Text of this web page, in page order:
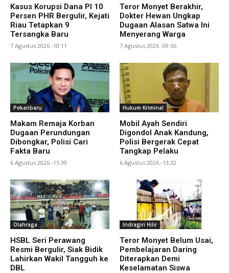
Kasus Korupsi Dana PI 10
Persen PHR Bergulir, Kejati
Riau Tetapkan 9
Tersangka Baru
7 Agustus 2026 -10:11
Teror Monyet Berakhir,
Dokter Hewan Ungkap
Dugaan Alasan Satwa Ini
Menyerang Warga
7 Agustus 2026 -09:56
Pekanbaru
Makam Remaja Korban
Dugaan Perundungan
Dibongkar, Polisi Cari
Fakta Baru
6 Agustus 2026 -15:39
Hukum Kriminal
Mobil Ayah Sendiri
Digondol Anak Kandung,
Polisi Bergerak Cepat
Tangkap Pelaku
6 Agustus 2026 -13:32
Olahraga
HSBL Seri Perawang
Resmi Bergulir, Siak Bidik
Lahirkan Wakil Tangguh ke
DBL
Indragiri Hilir
Teror Monyet Belum Usai,
Pembelajaran Daring
Diterapkan Demi
Keselamatan Siswa